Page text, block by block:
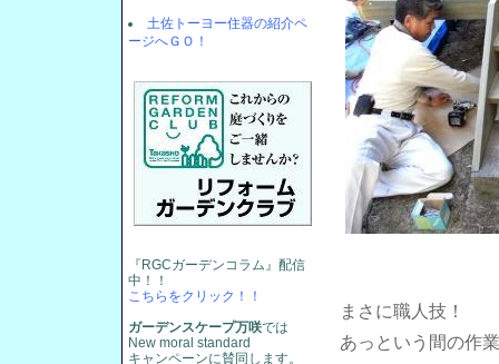
まさに職人技！
あっという間の作
土佐トーヨー住器の紹介ペ
ージへＧＯ！
『RGCガーデンコラム』配信
中！！
こちらをクリック！！
ガーデンスケープ万咲では
New moral standard
キャンペーンに賛同します。